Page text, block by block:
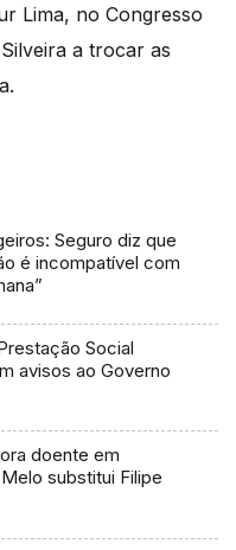
Lima, no Congresso
a trocar as
Seguro diz que
é incompatível com
Social
avisos ao Governo
doente em
substitui Filipe